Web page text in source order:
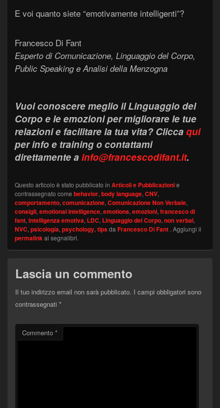
E voi quanto siete “emotivamente intelligenti”?
Francesco Di Fant
Esperto di Comunicazione, Linguaggio del Corpo,
Public Speaking e Analisi della Menzogna
Vuoi conoscere meglio il Linguaggio del
Corpo e le emozioni per migliorare le tue
relazioni e facilitare la tua vita? Cliccaqui
per info e training o contattami
direttamente ainfo@francescodifant.it.
Questo articolo è stato pubblicato in Articoli e Pubblicazionie
contrassegnato come behavior, body language, CNV,
comportamento, comunicazione, Comunicazione Non Verbale,
consigli, emotional intelligence, emotions, emozioni, francesco di
fant, intelligenza emotiva, LDC, Linguaggio del Corpo, non verbal,
NVC, psicologia, psychology, tipsda Francesco Di Fant . Aggiungi il
permalinkai segnalibri.
Lascia un commento
Il tuo indirizzo email non sarà pubblicato. I campi obbligatori sono
contrassegnati *
Commento *